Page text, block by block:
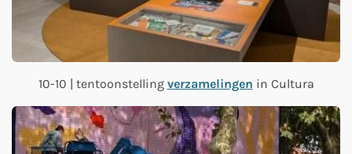
10-10 | tentoonstelling verzamelingen in Cultura